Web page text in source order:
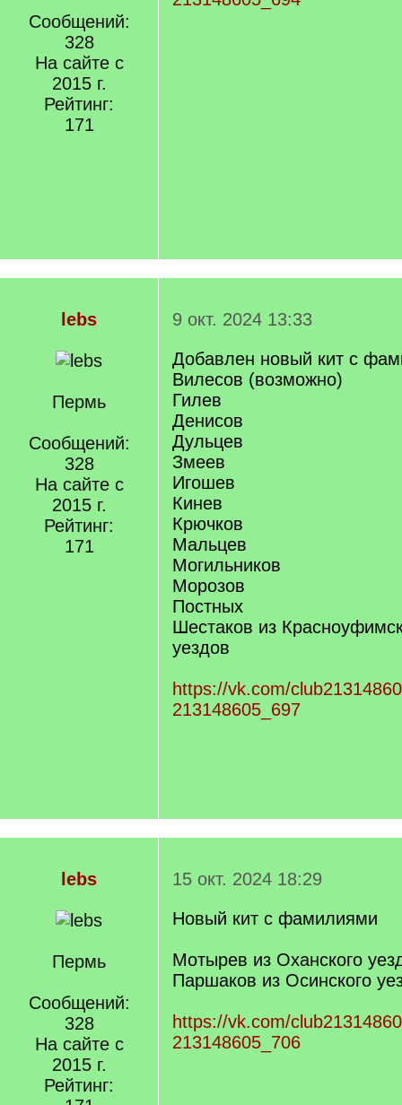
Сообщений:
328
На сайте с
2015 г.
Рейтинг:
171
lebs
Пермь
Сообщений:
328
На сайте с
2015 г.
Рейтинг:
171
9 окт. 2024 13:33
Добавлен новый кит с
Вилесов (возможно)
Гилев
Денисов
Дульцев
Змеев
Игошев
Кинев
Крючков
Мальцев
Могильников
Морозов
Постных
Шестаков из
уездов
https://vk.com/
213148605_697
lebs
Пермь
Сообщений:
328
На сайте с
2015 г.
Рейтинг:
15 окт. 2024 18:29
Новый кит с фамилиями
Мотырев из Оханского
Паршаков из Осинского
https://vk.com/
213148605_706